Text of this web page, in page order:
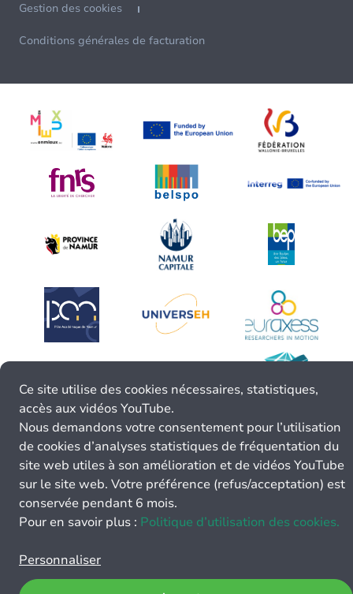
Gestion des cookies
Conditions générales de facturation
Ce site utilise des cookies nécessaires, statistiques,
accès aux vidéos YouTube.
Nous demandons votre consentement pour l’utilisation
de cookies d’analyses statistiques de fréquentation du
site web utiles à son amélioration et de vidéos YouTube
sur le site web. Votre préférence (refus/acceptation) est
conservée pendant 6 mois.
Pour en savoir plus : Politique d’utilisation des cookies.
Personnaliser